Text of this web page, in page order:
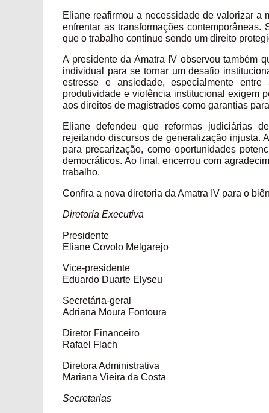
Eliane reafirmou a necessidade de valorizar a
enfrentar as transformações
que o trabalho continue sendo um direito
A presidente da Amatra IV observou também
individual para se tornar um desafio
estresse e ansiedade, especialmente
produtividade e violência institucional exigem
aos direitos de magistrados como garantias
Eliane defendeu que reformas judiciárias
rejeitando discursos de generalização injusta.
para precarização, como oportunidades
democráticos. Ao final, encerrou com
trabalho.
Confira a nova diretoria da Amatra IV para o
Diretoria Executiva
Presidente
Eliane Covolo Melgarejo
Vice-presidente
Eduardo Duarte Elyseu
Secretária-geral
Adriana Moura Fontoura
Diretor Financeiro
Rafael Flach
Diretora Administrativa
Mariana Vieira da Costa
Secretarias